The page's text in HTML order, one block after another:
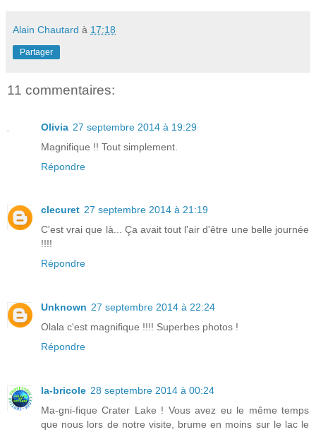
Alain Chautard à 17:18
Partager
11 commentaires:
Olivia 27 septembre 2014 à 19:29
Magnifique !! Tout simplement.
Répondre
clecuret 27 septembre 2014 à 21:19
C'est vrai que là... Ça avait tout l'air d'être une belle journée
!!!!
Répondre
Unknown 27 septembre 2014 à 22:24
Olala c'est magnifique !!!! Superbes photos !
Répondre
la-bricole 28 septembre 2014 à 00:24
Ma-gni-fique Crater Lake ! Vous avez eu le même temps
que nous lors de notre visite, brume en moins sur le lac le